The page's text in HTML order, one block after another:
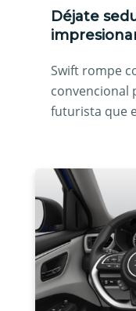
Déjate
Swift rompe
convencional
futurista que